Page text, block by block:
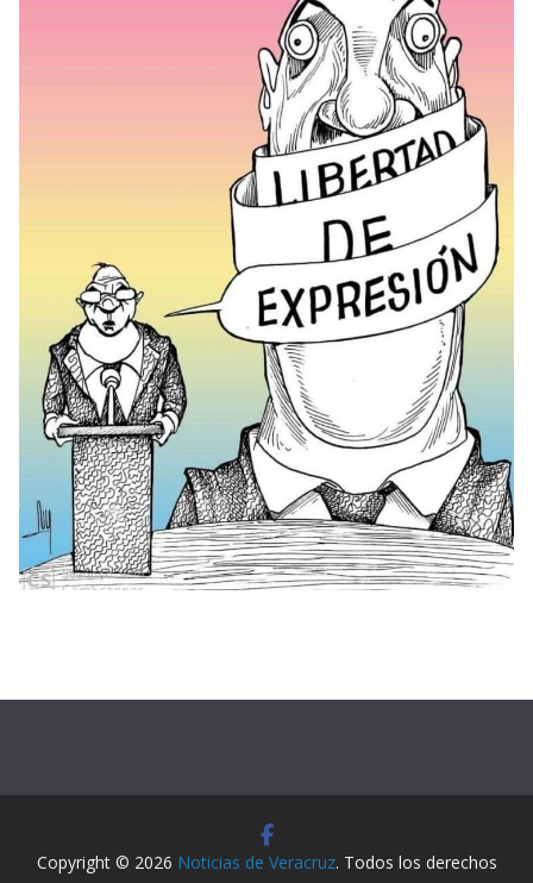
Copyright © 2026 Noticias de Veracruz. Todos los derechos